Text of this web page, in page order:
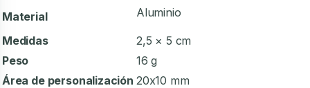
Material
Aluminio
Medidas
2,5 × 5 cm
Peso
16 g
Área de personalización 20x10 mm